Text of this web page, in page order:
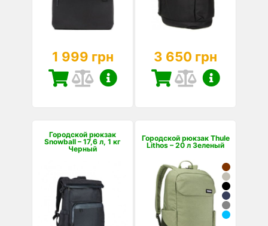
1 999 грн 3 650 грн
Городской рюкзак
Snowball – 17,6 л, 1 кг
Черный
Городской рюкзак Thule
Lithos – 20 л Зеленый